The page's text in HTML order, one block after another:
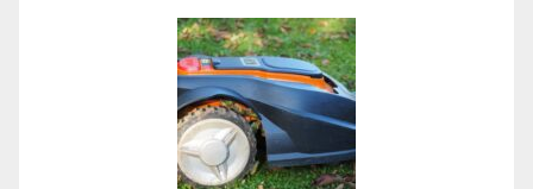
klare
Linien
wieder
gefragt
sind